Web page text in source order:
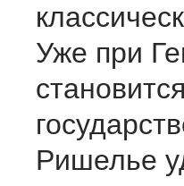
Уже при
Ришелье